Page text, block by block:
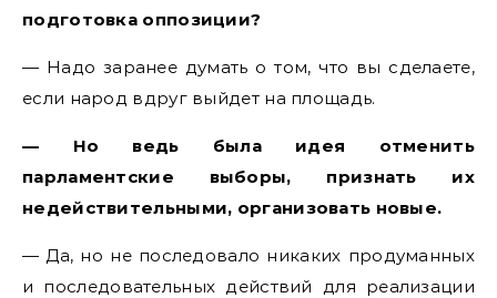
подготовка оппозиции?
— Надо заранее думать о том, что вы сделаете,
если народ вдруг выйдет на площадь.
— Но ведь была идея отменить
парламентские выборы, признать их
недействительными, организовать новые.
— Да, но не последовало никаких продуманных
и последовательных действий для реализации